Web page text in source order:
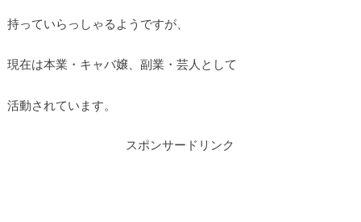
持っていらっしゃるようですが、
現在は本業・キャバ嬢、副業・芸人として
活動されています。
スポンサードリンク